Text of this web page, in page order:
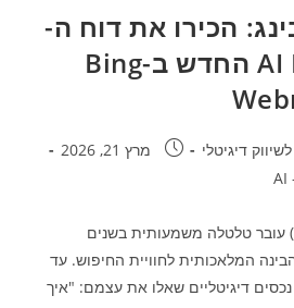
הכירו את דוח ה-
AI Performance החדש ב-Bing
דיגיטלי פורסם:מרץ 21, 2026
עולם קידום האתרים (SEO) עובר טלטלה משמעותית בשנים
המלאכותית לחוויית החיפוש. עד
דיגיטליים שאלו את עצמם: "איך